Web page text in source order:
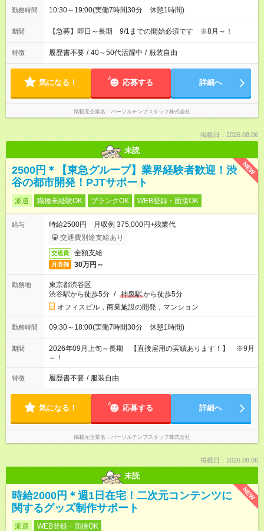
勤務時間 10:30～19:00(実働7時間30分 休憩1時間)
期間 【急募】即日～長期 9/1までの開始必須です ※8月～！
特徴 履歴書不要 / 40～50代活躍中 / 服装自由
気になる！ 応募する 詳細へ
掲載元企業名 パーソルテンプスタッフ株式会社
掲載日：2026.08.06
未読
NEW
2500円＊【東急グループ】業界経験者歓迎！渋
谷の都市開発！PJTサポート
派遣 職種未経験OK ブランクOK WEB登録・面接OK
給与
時給2500円 月収例 375,000円+残業代
交通費別途支給あり
交通費 全額支給
月収例 30万円～
勤務地
東京都渋谷区
渋谷駅から徒歩5分 / 神泉駅から徒歩5分
オフィスビル，商業施設の開発，マンション
勤務時間 09:30～18:00(実働7時間30分 休憩1時間)
期間
2026年09月上旬～長期 【直接雇用の実績あります！】 ※9月
～！
特徴 履歴書不要 / 服装自由
気になる！ 応募する 詳細へ
掲載元企業名 パーソルテンプスタッフ株式会社
掲載日：2026.08.06
未読
NEW
時給2000円＊週1日在宅！二次元コンテンツに
関するグッズ制作サポート
派遣 WEB登録・面接OK